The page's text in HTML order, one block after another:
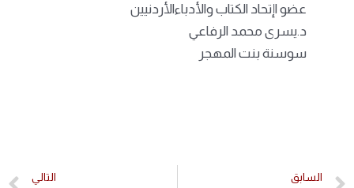
عضو اإتحاد الكتاب والأدباءالأردنيين
د.يسرى محمد الرفاعي
سوسنة بنت المهجر
السابق التالي